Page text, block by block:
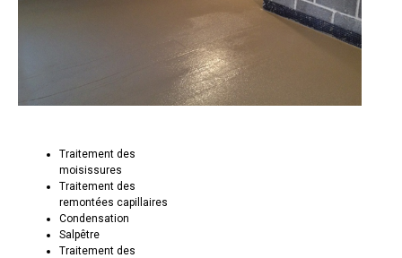
Traitement des
moisissures
Traitement des
remontées capillaires
Condensation
Salpêtre
Traitement des